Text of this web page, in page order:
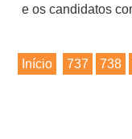
e os candidatos
Início 737 738